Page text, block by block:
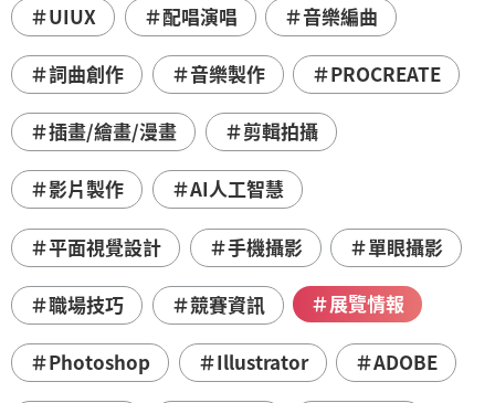
＃UIUX ＃配唱演唱 ＃音樂編曲
＃詞曲創作 ＃音樂製作 ＃PROCREATE
＃插畫/繪畫/漫畫 ＃剪輯拍攝
＃影片製作 ＃AI人工智慧
＃平面視覺設計 ＃手機攝影 ＃單眼攝影
＃職場技巧 ＃競賽資訊 ＃展覽情報
＃Photoshop ＃Illustrator ＃ADOBE